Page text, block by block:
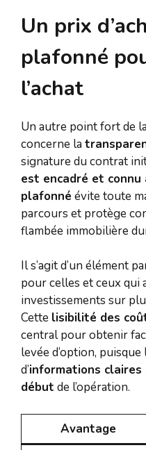
Un prix
plafonné
l’achat
Un autre point fort de
concerne la
signature du contrat
est encadré et connu
plafonné évite toute
parcours et protège
flambée immobilière
Il s’agit d’un élément
pour celles et ceux qui
investissements sur
Cette lisibilité des
central pour obtenir
levée d’option,
d’informations
début de l’opération.
Avantage